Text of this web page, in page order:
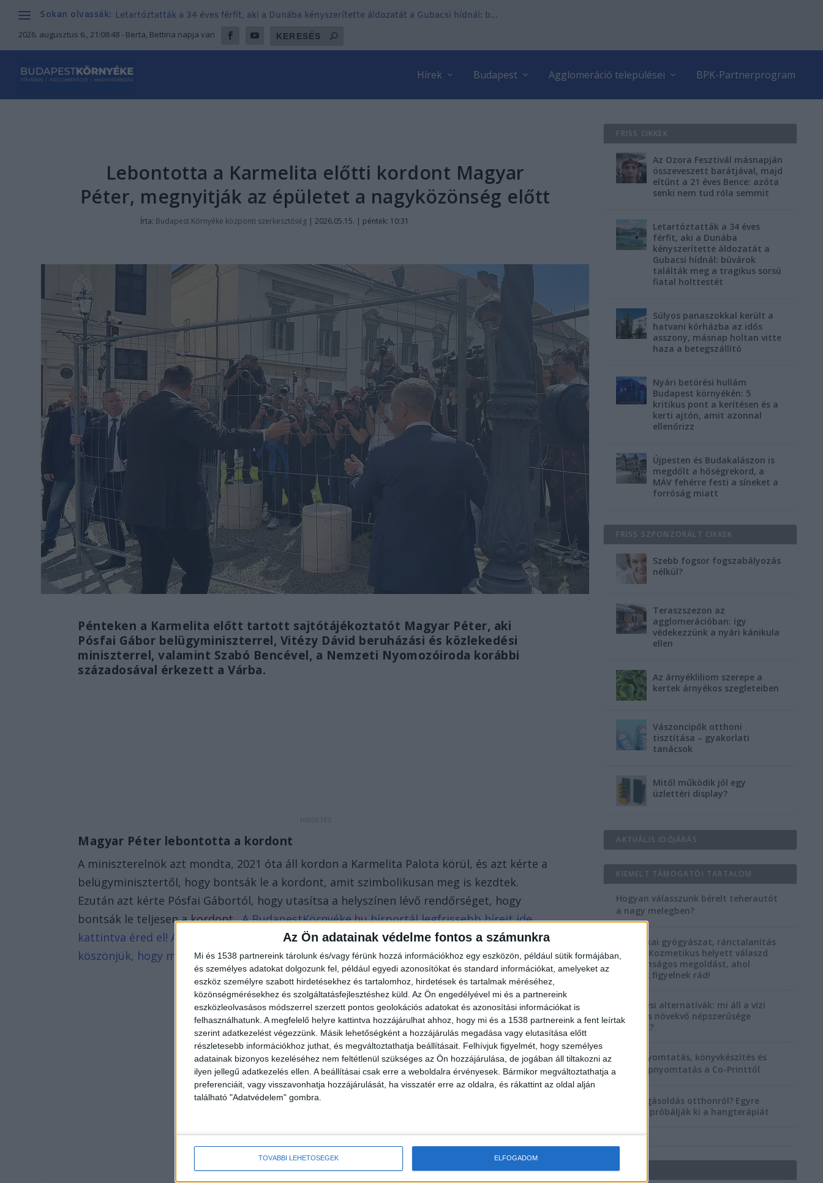
Az Ön adatainak védelme fontos a számunkra
Mi és 1538 partnereink tárolunk és/vagy férünk hozzá információkhoz egy eszközön, például sütik formájában,
és személyes adatokat dolgozunk fel, például egyedi azonosítókat és standard információkat, amelyeket az
eszköz személyre szabott hirdetésekhez és tartalomhoz, hirdetések és tartalmak méréséhez,
közönségmérésekhez és szolgáltatásfejlesztéshez küld. Az Ön engedélyével mi és a partnereink
eszközleolvasásos módszerrel szerzett pontos geolokációs adatokat és azonosítási információkat is
felhasználhatunk. A megfelelő helyre kattintva hozzájárulhat ahhoz, hogy mi és a 1538 partnereink a fent leírtak
szerint adatkezelést végezzünk. Másik lehetőségként a hozzájárulás megadása vagy elutasítása előtt
részletesebb információkhoz juthat, és megváltoztathatja beállításait. Felhívjuk figyelmét, hogy személyes
adatainak bizonyos kezeléséhez nem feltétlenül szükséges az Ön hozzájárulása, de jogában áll tiltakozni az
ilyen jellegű adatkezelés ellen. A beállításai csak erre a weboldalra érvényesek. Bármikor megváltoztathatja a
preferenciáit, vagy visszavonhatja hozzájárulását, ha visszatér erre az oldalra, és rákattint az oldal alján
található "Adatvédelem" gombra.
TOVÁBBI LEHETŐSÉGEK ELFOGADOM
Sokan olvassák: Letartóztatták a 34 éves férfit, aki a Dunába kényszerítette áldozatát a Gubacsi hídnál: b...
2026. augusztus 6., 21:08:49 - Berta, Bettina napja van
Hírek Budapest Agglomeráció települései BPK-Partnerprogram
Lebontotta a Karmelita előtti kordont Magyar
Péter, megnyitják az épületet a nagyközönség előtt
Írta: Budapest Környéke központi szerkesztőség| 2026.05.15. | péntek: 10:31
Pénteken a Karmelita előtt tartott sajtótájékoztatót Magyar Péter, aki
Pósfai Gábor belügyminiszterrel, Vitézy Dávid beruházási és közlekedési
miniszterrel, valamint Szabó Bencével, a Nemzeti Nyomozóiroda korábbi
századosával érkezett a Várba.
Magyar Péter lebontotta a kordont
A miniszterelnök azt mondta, 2021 óta áll kordon a Karmelita Palota körül, és azt kérte a
belügyminisztertől, hogy bontsák le a kordont, amit szimbolikusan meg is kezdtek.
Ezután azt kérte Pósfai Gábortól, hogy utasítsa a helyszínen lévő rendőrséget, hogy
bontsák le teljesen a kordont.A BudapestKörnyéke.hu hírportál legfrissebb híreit ide
kattintva éred el! A Facebookon már 700 ezernél is többen követik a portáljainkat,
köszönjük, hogy most te is minket olvasol!
FRISS CIKKEK
Az Ozora Fesztivál másnapján
összeveszett barátjával, majd
eltűnt a 21 éves Bence: azóta
senki nem tud róla semmit
Letartóztatták a 34 éves
férfit, aki a Dunába
kényszerítette áldozatát a
Gubacsi hídnál: búvárok
találták meg a tragikus sorsú
fiatal holttestét
Súlyos panaszokkal került a
hatvani kórházba az idős
asszony, másnap holtan vitte
haza a betegszállító
Nyári betörési hullám
Budapest környékén: 5
kritikus pont a kerítésen és a
kerti ajtón, amit azonnal
ellenőrizz
Újpesten és Budakalászon is
megdőlt a hőségrekord, a
MÁV fehérre festi a síneket a
forróság miatt
FRISS SZPONZORÁLT CIKKEK
Szebb fogsor fogszabályozás
nélkül?
Teraszszezon az
agglomerációban: így
védekezzünk a nyári kánikula
ellen
Az árnyékliliom szerepe a
kertek árnyékos szegleteiben
Vászoncipők otthoni
tisztítása – gyakorlati
tanácsok
Mitől működik jól egy
üzlettéri display?
AKTUÁLIS IDŐJÁRÁS
KIEMELT TÁMOGATÓI TARTALOM
Hogyan válasszunk bérelt teherautót
a nagy melegben?
Esztétikai gyógyászat, ránctalanítás
Budán! Kozmetikus helyett válaszd
a biztonságos megoldást, ahol
orvosok figyelnek rád!
Temetési alternatívák: mi áll a vízi
temetés növekvő népszerűsége
mögött?
Könyvnyomtatás, könyvkészítés és
szórólapnyomtatás a Co-Printtől
Szorongásoldás otthonról? Egyre
többen próbálják ki a hangterápiát
REKLÁM